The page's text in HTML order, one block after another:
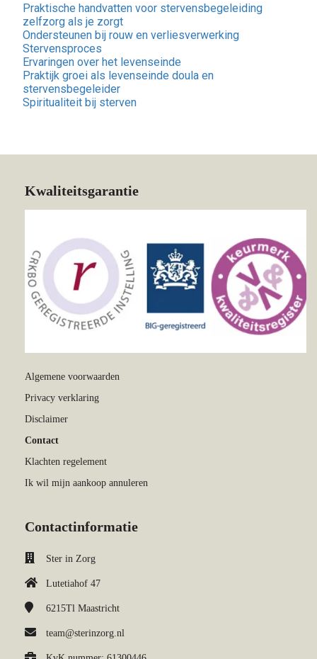
Praktische handvatten voor stervensbegeleiding
zelfzorg als je zorgt
Ondersteunen bij rouw en verliesverwerking
Stervensproces
Ervaringen over het levenseinde
Praktijk groei als levenseinde doula en
stervensbegeleider
Spiritualiteit bij sterven
Kwaliteitsgarantie
Algemene voorwaarden
Privacy verklaring
Disclaimer
Contact
Klachten regelement
Ik wil mijn aankoop annuleren
Contactinformatie
Ster in Zorg
Lutetiahof 47
6215Tl Maastricht
team@sterinzorg.nl